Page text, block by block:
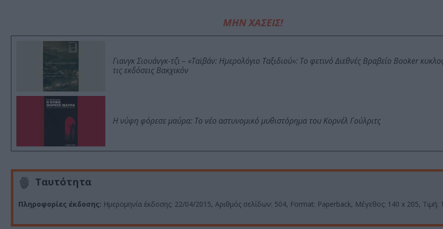
ΜΗΝ ΧΑΣΕΙΣ!
Γιανγκ Σιουάνγκ-τζι – «Ταϊβάν: Ημερολόγιο Ταξιδιού»: Το φετινό Διεθνές Βραβείο Booker
τις εκδόσεις Βακχικόν
Η νύφη φόρεσε μαύρα: Το νέο αστυνομικό μυθιστόρημα του Κορνέλ Γούλριτς
Ταυτότητα
Πληροφορίες έκδοσης: Ημερομηνία έκδοσης: 22/04/2015, Αριθμός σελίδων: 504, Format: Paperback, Μέγεθος: 140 x 205, Τιμή: